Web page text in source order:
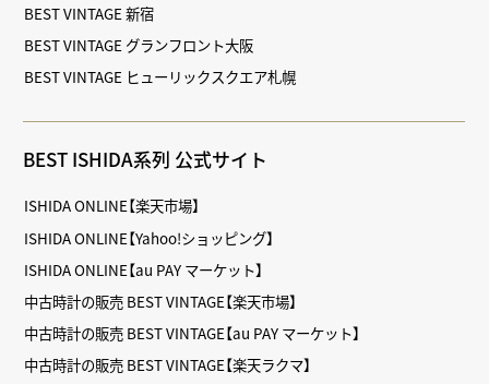
BEST VINTAGE 新宿
BEST VINTAGE グランフロント大阪
BEST VINTAGE ヒューリックスクエア札幌
BEST ISHIDA系列 公式サイト
ISHIDA ONLINE【楽天市場】
ISHIDA ONLINE【Yahoo!ショッピング】
ISHIDA ONLINE【au PAY マーケット】
中古時計の販売 BEST VINTAGE【楽天市場】
中古時計の販売 BEST VINTAGE【au PAY マーケット】
中古時計の販売 BEST VINTAGE【楽天ラクマ】